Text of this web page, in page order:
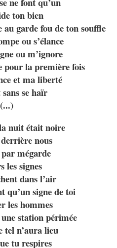
ton bien
au garde fou de ton souffle
ou s’élance
ou m’ignore
pour la première fois
et ma liberté
se haïr
(...)
nuit était noire
nous
mégarde
les signes
dans l’air
qu’un signe de toi
les hommes
station périmée
tel n’aura lieu
tu respires